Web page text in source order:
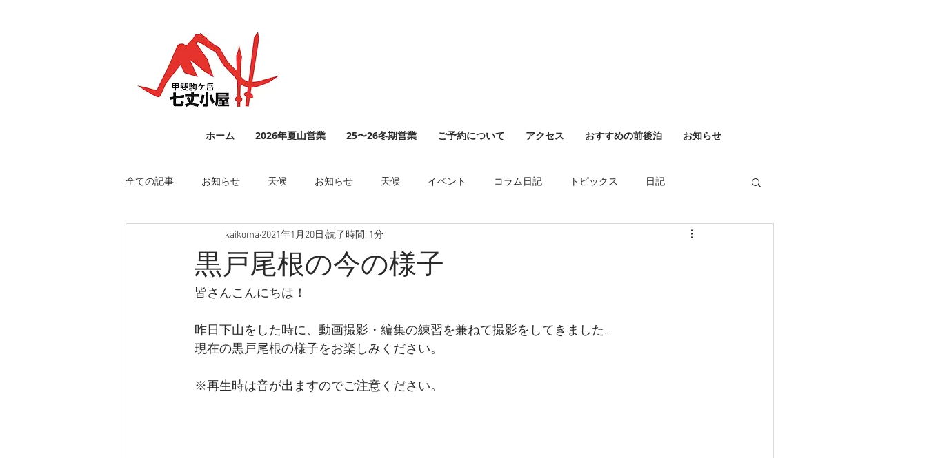
ホーム 2026年夏山営業 25〜26冬期営業 ご予約について アクセス おすすめの前後泊 お知らせ
全ての記事 お知らせ 天候 お知らせ 天候 イベント コラム日記 トピックス 日記
黒戸尾根の今の様子
kaikoma 2021年1月20日 読了時間: 1分
皆さんこんにちは！
昨日下山をした時に、動画撮影・編集の練習を兼ねて撮影をしてきました。
現在の黒戸尾根の様子をお楽しみください。
※再生時は音が出ますのでご注意ください。